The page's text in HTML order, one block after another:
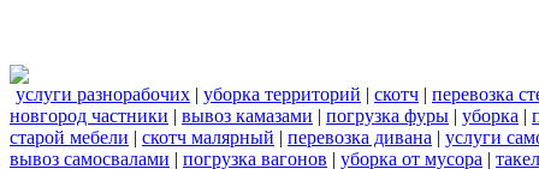
услуги разнорабочих | уборка территорий | скотч | перевозка
новгород частники | вывоз камазами | погрузка фуры | уборка |
старой мебели | скотч малярный | перевозка дивана | услуги
вывоз самосвалами | погрузка вагонов | уборка от мусора |